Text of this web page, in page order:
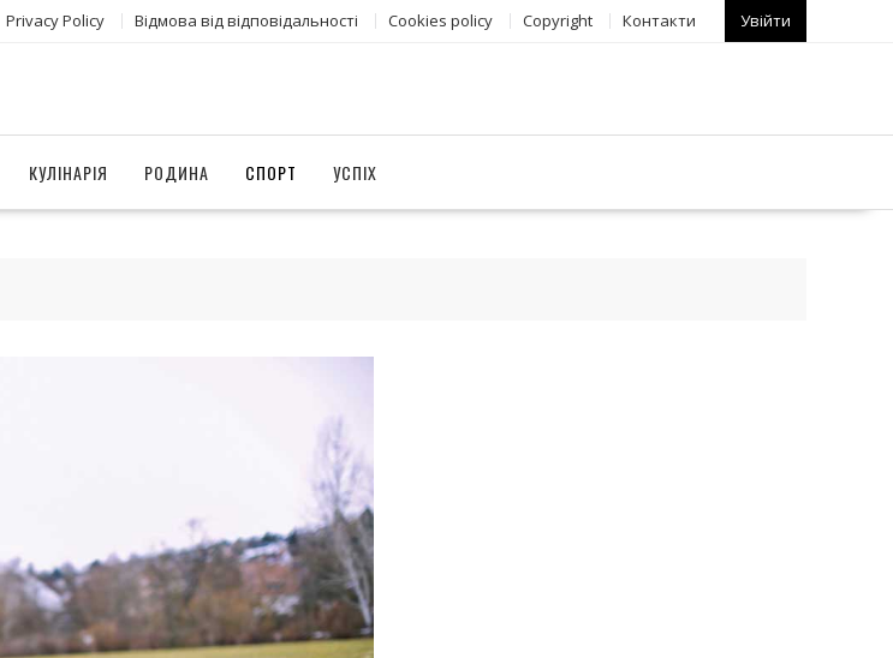
Privacy Policy Відмова від відповідальності Сookies policy Copyright Контакти Увійти
КУЛІНАРІЯ РОДИНА СПОРТ УСПІХ